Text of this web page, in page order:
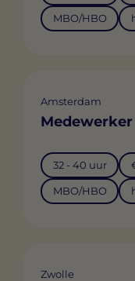
MBO/HBO
Amsterdam
32 - 40 uur
MBO/HBO
Zwolle